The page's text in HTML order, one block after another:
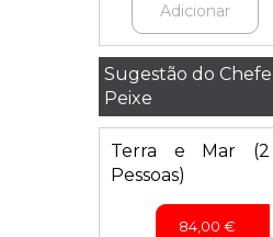
Adicionar
Sugestão do
Peixe
Terra e Mar (2
Pessoas)
84,00 €